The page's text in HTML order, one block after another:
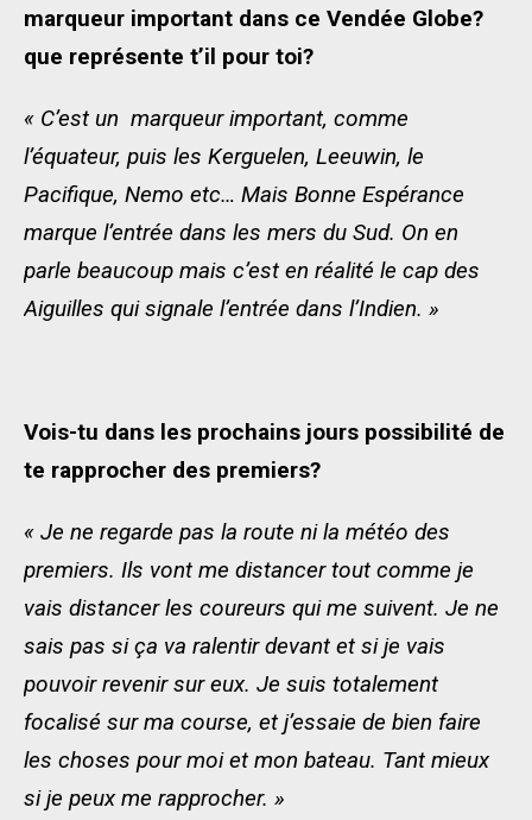
marqueur important dans ce Vendée Globe?
que représente t’il pour toi?
« C’est un marqueur important, comme
l’équateur, puis les Kerguelen, Leeuwin, le
Pacifique, Nemo etc… Mais Bonne Espérance
marque l’entrée dans les mers du Sud. On en
parle beaucoup mais c’est en réalité le cap des
Aiguilles qui signale l’entrée dans l’Indien. »
Vois-tu dans les prochains jours possibilité de
te rapprocher des premiers?
« Je ne regarde pas la route ni la météo des
premiers. Ils vont me distancer tout comme je
vais distancer les coureurs qui me suivent. Je ne
sais pas si ça va ralentir devant et si je vais
pouvoir revenir sur eux. Je suis totalement
focalisé sur ma course, et j’essaie de bien faire
les choses pour moi et mon bateau. Tant mieux
si je peux me rapprocher. »